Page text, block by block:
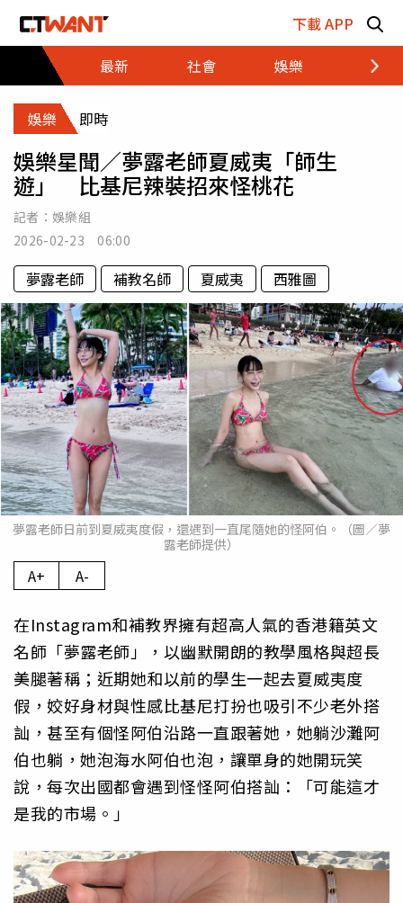
下載 APP
最新
社會 娛樂 財經
娛樂 即時
娛樂星聞／夢露老師夏威夷「師生
遊」 比基尼辣裝招來怪桃花
記者： 娛樂組
2026-02-23 06:00
夢露老師 補教名師 夏威夷 西雅圖
夢露老師日前到夏威夷度假，還遇到一直尾隨她的怪阿伯。（圖／夢
露老師提供）
A+ A-
在Instagram和補教界擁有超高人氣的香港籍英文
名師「夢露老師」，以幽默開朗的教學風格與超長
美腿著稱；近期她和以前的學生一起去夏威夷度
假，姣好身材與性感比基尼打扮也吸引不少老外搭
訕，甚至有個怪阿伯沿路一直跟著她，她躺沙灘阿
伯也躺，她泡海水阿伯也泡，讓單身的她開玩笑
說，每次出國都會遇到怪怪阿伯搭訕：「可能這才
是我的市場。」